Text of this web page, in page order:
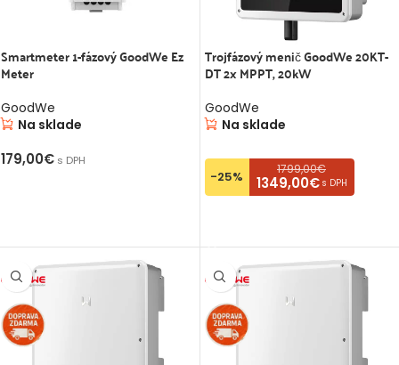
13
Smartmeter 1-fázový GoodWe Ez
Meter
GoodWe
Na sklade
179,00€ s DPH
Trojfázový menič GoodWe 20KT-
DT 2x MPPT, 20kW
GoodWe
Na sklade
-25% 1799,00€
1349,00€ s DPH